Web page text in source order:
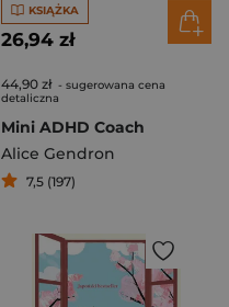
KSIĄŻKA
26,94 zł
44,90 zł - sugerowana cena
detaliczna
Mini ADHD Coach
Alice Gendron
7,5 (197)